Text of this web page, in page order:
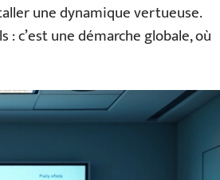
une dynamique vertueuse.
c’est une démarche globale, où